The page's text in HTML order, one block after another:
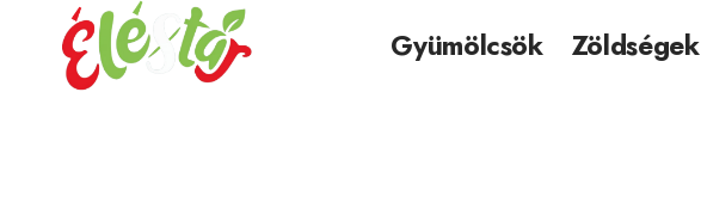
Gyümölcsök Zöldségek